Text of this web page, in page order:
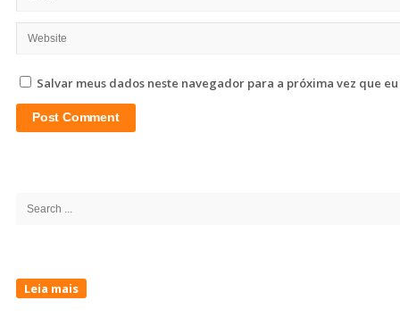
Salvar meus dados neste navegador para a próxima vez que
Search
Leia mais